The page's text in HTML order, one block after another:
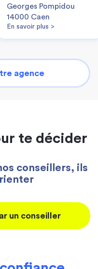
Georges Pompidou
14000 Caen
En savoir plus >
agence
te décider
conseillers, ils
un conseiller